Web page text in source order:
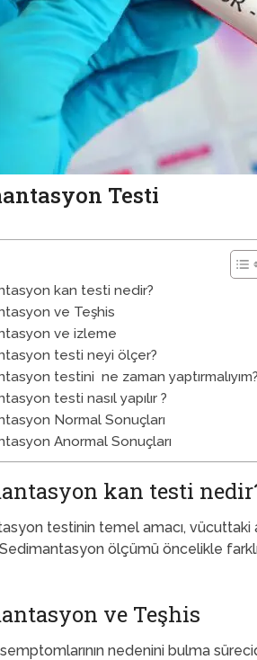
Testi
kan testi nedir?
ve Teşhis
ve izleme
testi neyi ölçer?
testini ne zaman yaptırmalıyım?
testi nasıl yapılır ?
Normal Sonuçları
Anormal Sonuçları
kan testi
testinin temel amacı,
ölçümü öncelikle
ve Teşhis
semptomlarının nedenini bulma